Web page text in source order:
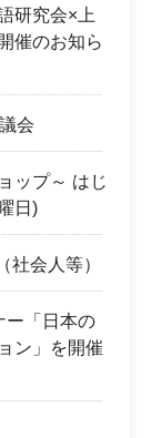
研究会×上
催のお知ら
会
ップ～ はじ
日)
社会人等）
ー「日本の
ン」を開催